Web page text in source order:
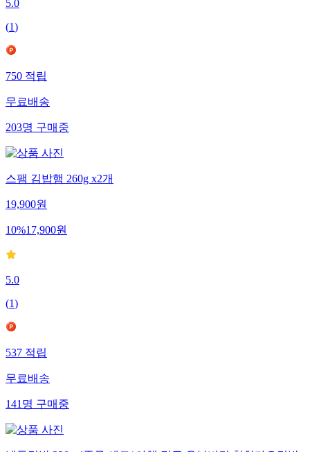
5.0
(1)
750적립
무료배송
203명구매중
스팸 김밥햄 260g x2개
19,900원
10%17,900원
5.0
(1)
537적립
무료배송
141명구매중